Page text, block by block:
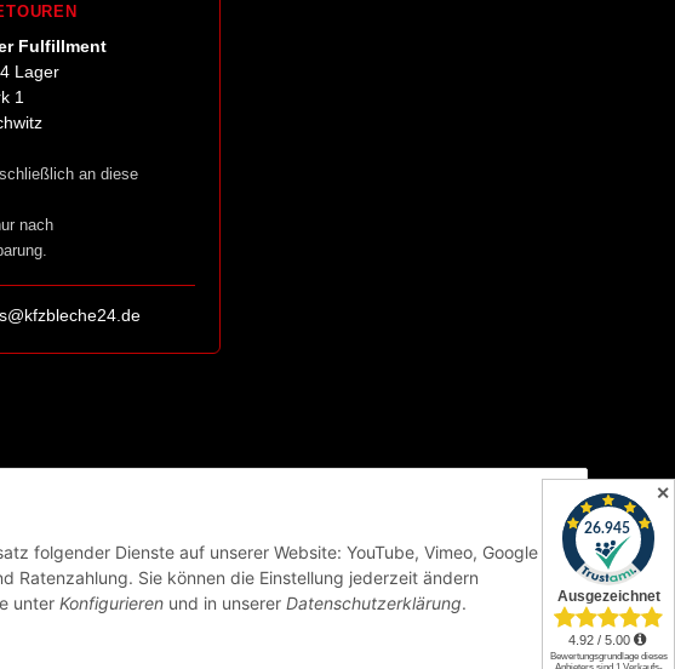
folgender Dienste auf unserer Website: YouTube, Vimeo, Google
Ratenzahlung. Sie können die Einstellung jederzeit ändern
unter Konfigurieren und in unserer Datenschutzerklärung.
Fulfillment
Lager
1
an diese
nach
✕